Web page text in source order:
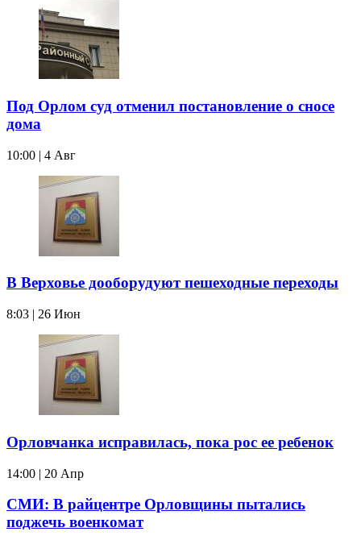
Под Орлом суд отменил постановление о сносе
дома
10:00 | 4 Авг
В Верховье дооборудуют пешеходные переходы
8:03 | 26 Июн
Орловчанка исправилась, пока рос ее ребенок
14:00 | 20 Апр
СМИ: В райцентре Орловщины пытались
поджечь военкомат